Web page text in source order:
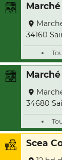
34160
34680
Scea